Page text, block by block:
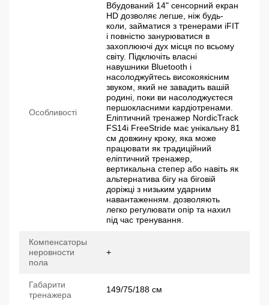
Особливості
Вбудований 14" сенсорний екран
HD дозволяє легше, ніж будь-
коли, займатися з тренерами iFIT
і повністю занурюватися в
захоплюючі дух місця по всьому
світу. Підключіть власні
навушники Bluetooth і
насолоджуйтесь високоякісним
звуком, який не завадить вашій
родині, поки ви насолоджуєтеся
першокласними кардіотренами.
Еліптичний тренажер NordicTrack
FS14i FreeStride має унікальну 81
см довжину кроку, яка може
працювати як традиційний
еліптичний тренажер,
вертикальна степер або навіть як
альтернатива бігу на біговій
доріжці з низьким ударним
навантаженням. дозволяють
легко регулювати опір та нахил
під час тренування.
Компенсаторы
неровности
пола
+
Габарити
тренажера
149/75/188 см